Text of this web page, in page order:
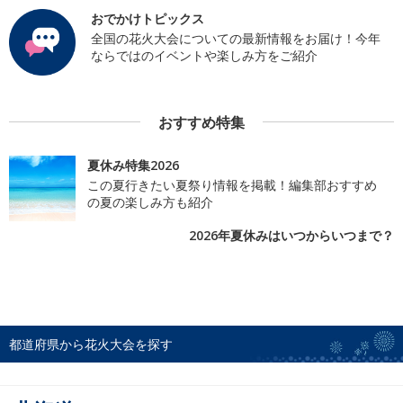
おでかけトピックス
全国の花火大会についての最新情報をお届け！今年
ならではのイベントや楽しみ方をご紹介
おすすめ特集
夏休み特集2026
この夏行きたい夏祭り情報を掲載！編集部おすすめ
の夏の楽しみ方も紹介
2026年夏休みはいつからいつまで？
都道府県から花火大会を探す